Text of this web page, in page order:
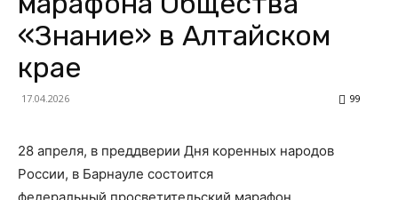
«Знание» в Алтайском
крае
17.04.2026 99
28 апреля, в преддверии Дня коренных народов
России, в Барнауле состоится